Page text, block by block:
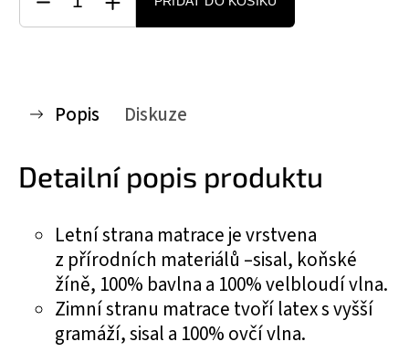
Popis Diskuze
Detailní popis produktu
Letní strana matrace je vrstvena
z přírodních materiálů –sisal, koňské
žíně, 100% bavlna a 100% velbloudí vlna.
Zimní stranu matrace tvoří latex s vyšší
gramáží, sisal a 100% ovčí vlna.